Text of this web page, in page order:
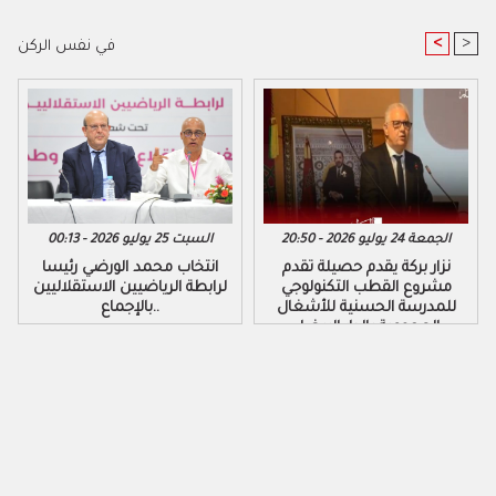
في نفس الركن < >
السبت 25 يوليو 2026 - 00:13
​انتخاب محمد الورضي رئيسا
لرابطة الرياضيين الاستقلاليين
بالإجماع..
الجمعة 24 يوليو 2026 - 20:50
نزار بركة يقدم حصيلة تقدم
مشروع القطب التكنولوجي
للمدرسة الحسنية للأشغال
العمومية بالدار البيضاء